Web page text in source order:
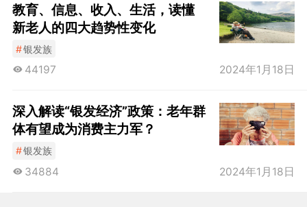
教育、信息、收入、生活，读懂
新老人的四大趋势性变化
#银发族
44197 2024年1月18日
深入解读“银发经济”政策：老年群
体有望成为消费主力军？
#银发族
34884 2024年1月18日